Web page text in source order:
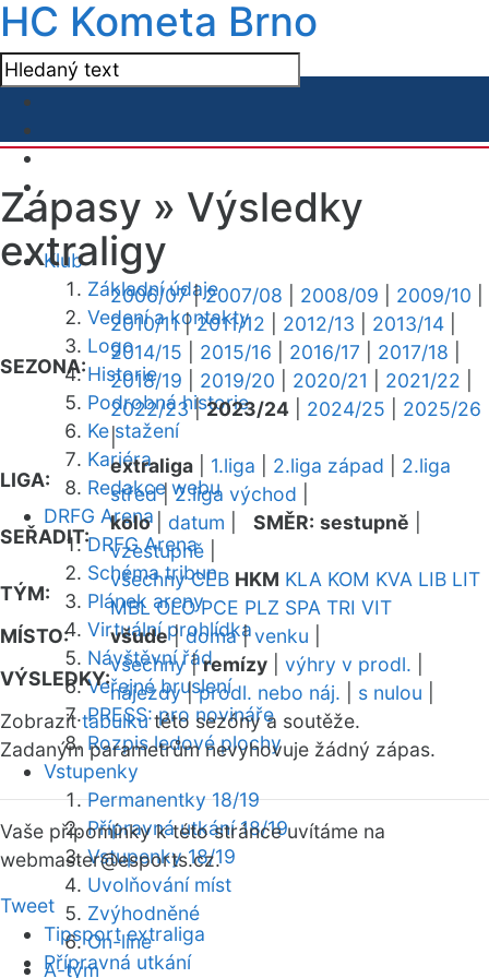
HC Kometa Brno
Klub
Základní údaje
Vedení a kontakty
Logo
Historie
Podrobná historie
Ke stažení
Kariéra
Redakce webu
DRFG Arena
DRFG Arena
Schéma tribun
Plánek areny
Virtuální prohlídka
Návštěvní řád
Veřejné bruslení
PRESS: pro novináře
Rozpis ledové plochy
Vstupenky
Permanentky 18/19
Přípravná utkání 18/19
Vstupenky 18/19
Uvolňování míst
Zvýhodněné
On-line
A-tým
Zápasy » Výsledky
extraligy
SEZONA:
2006/07|2007/08 2008/09 2009/10
2010/11|2011/12 2012/13 2013/14
2014/15
2015/16 2016/17 2017/18
2018/19
2019/20 2020/21 2021/22
2022/23|2023/24 2024/25
2025/26
|
LIGA:
extraliga 1.liga 2.liga západ
2.liga
střed|2.liga východ
SEŘADIT:
kolo| datum SMĚR: sestupně
vzestupně
TÝM:
všechny CEB HKM KLA KOM KVA LIB LIT
MBL OLO PCE PLZ SPA TRI VIT
MÍSTO:
všude|doma|venku
VÝSLEDKY:
všechny|remízy výhry v prodl.
nájezdy|prodl. nebo náj. s nulou
Zobrazittabulkutéto sezóny a soutěže.
Zadaným parametrům nevyhovuje žádný zápas.
Vaše připomínky k této stránce uvítáme na
webmaster@esports.cz.
Tweet
Tipsport extraliga
Přípravná utkání